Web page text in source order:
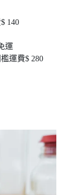
140
運
運費$ 280